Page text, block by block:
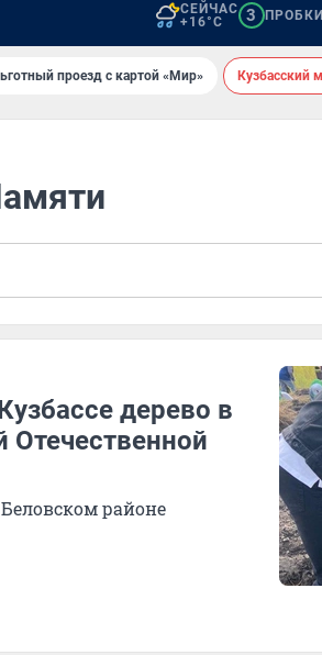
СЕЙЧАС
+16°C
3 ПРОБКИ
проезд с картой «Мир» Кузбасский
дерево в
Отечественной
районе